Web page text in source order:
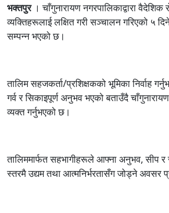
भक्तपुर। चाँगुनारायण नगरपालिकाद्वारा वैदेशिक
व्यक्तिहरूलाई लक्षित गरी सञ्चालन गरिएको ५
सम्पन्न भएको छ।
तालिम सहजकर्ता/प्रशिक्षकको भूमिका निर्वाह
गर्व र सिकाइपूर्ण अनुभव भएको बताउँदै
व्यक्त गर्नुभएको छ।
तालिममार्फत सहभागीहरूले आफ्ना अनुभव, सीप र
स्तरमै उद्यम तथा आत्मनिर्भरतासँग जोड्ने अवसर